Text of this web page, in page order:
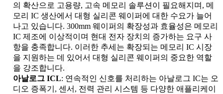
의 확산으로 고용량, 고속 메모리 솔루션이 필요해지며, 메
모리 IC 생산에서 대형 실리콘 웨이퍼에 대한 수요가 늘어
나고 있습니다. 300mm 웨이퍼의 확장성과 효율성은 메모리
IC 제조에 이상적이며 현대 전자 장치의 증가하는 요구 사
항을 충족합니다. 이러한 추세는 확장되는 메모리 IC 시장
을 지원하는 데 있어서 대형 실리콘 웨이퍼의 중요한 역할
을 강조합니다.
아날로그 ICL: 연속적인 신호를 처리하는 아날로그 IC는 오
디오 증폭기, 센서, 전력 관리 시스템 등 다양한 애플리케이